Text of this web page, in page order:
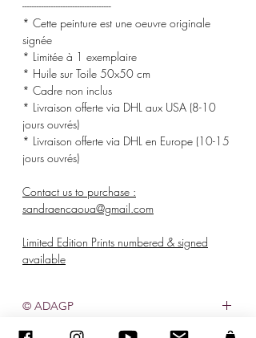
-------------------------------------
* Cette peinture est une oeuvre originale
signée
* Limitée à 1 exemplaire
* Huile sur Toile 50x50 cm
* Cadre non inclus
* Livraison offerte via DHL aux USA (8-10
jours ouvrés)
* Livraison offerte via DHL en Europe (10-15
jours ouvrés)
Contact us to purchase :
sandraencaoua@gmail.com
Limited Edition Prints numbered & signed
available
© ADAGP